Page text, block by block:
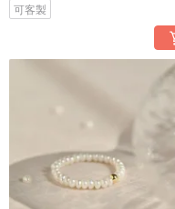
可客製